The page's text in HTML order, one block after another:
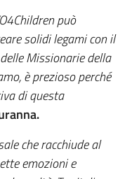
può
solidi legami con il
Missionarie della
è prezioso perché
di questa
che racchiude al
emozioni e